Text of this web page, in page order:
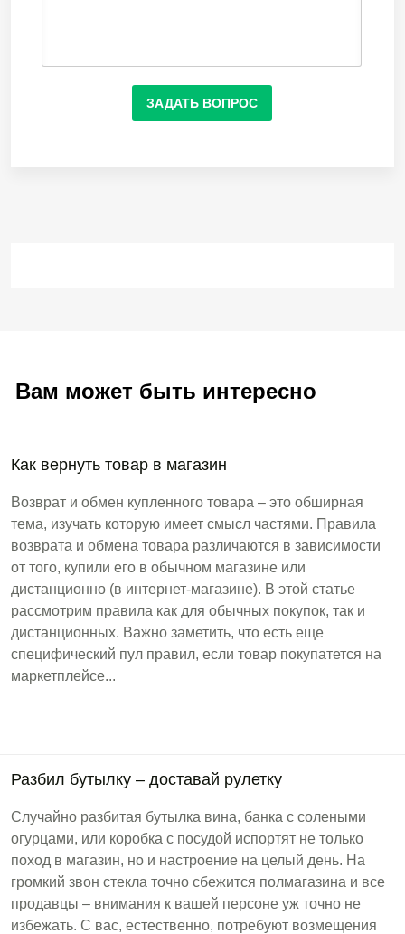
ЗАДАТЬ ВОПРОС
Вам может быть интересно
Как вернуть товар в магазин
Возврат и обмен купленного товара – это обширная
тема, изучать которую имеет смысл частями. Правила
возврата и обмена товара различаются в зависимости
от того, купили его в обычном магазине или
дистанционно (в интернет-магазине). В этой статье
рассмотрим правила как для обычных покупок, так и
дистанционных. Важно заметить, что есть еще
специфический пул правил, если товар покупатется на
маркетплейсе...
Разбил бутылку – доставай рулетку
Случайно разбитая бутылка вина, банка с солеными
огурцами, или коробка с посудой испортят не только
поход в магазин, но и настроение на целый день. На
громкий звон стекла точно сбежится полмагазина и все
продавцы – внимания к вашей персоне уж точно не
избежать. С вас, естественно, потребуют возмещения